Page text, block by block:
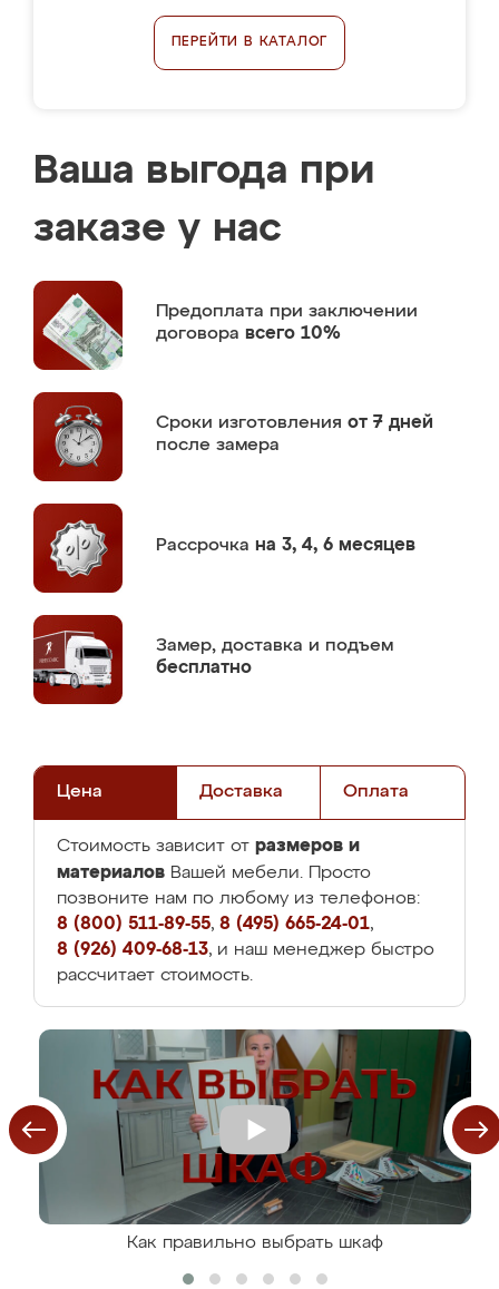
ПЕРЕЙТИ В КАТАЛОГ
Ваша выгода при
заказе у нас
Предоплата при заключении
договора всего 10%
Сроки изготовления от 7 дней
после замера
Рассрочка на 3, 4, 6 месяцев
Замер, доставка и подъем
бесплатно
Цена Доставка Оплата
Стоимость зависит от размеров и
материалов Вашей мебели. Просто
позвоните нам по любому из телефонов:
8 (800) 511-89-55, 8 (495) 665-24-01,
8 (926) 409-68-13, и наш менеджер быстро
рассчитает стоимость.
Как правильно выбрать шкаф